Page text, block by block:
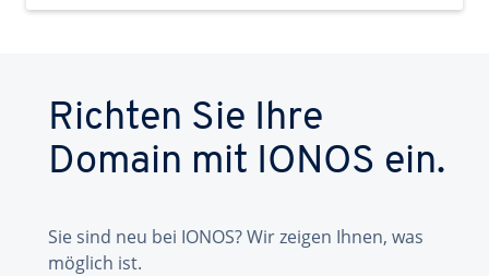
Richten Sie Ihre
Domain mit IONOS ein.
Sie sind neu bei IONOS? Wir zeigen Ihnen, was
möglich ist.